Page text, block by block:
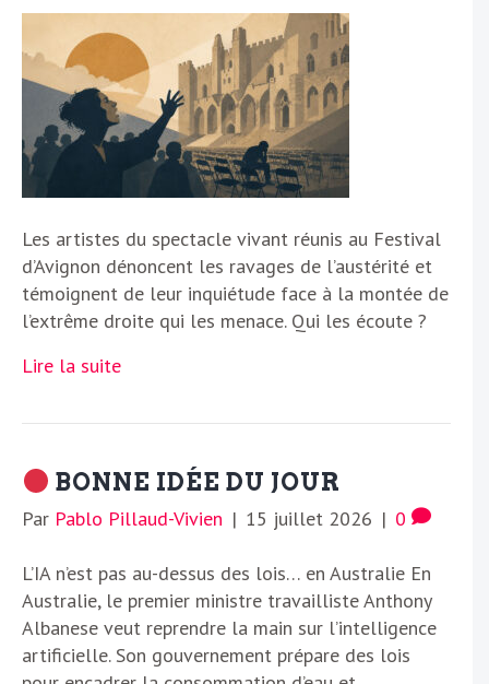
Les artistes du spectacle vivant réunis au Festival
d’Avignon dénoncent les ravages de l’austérité et
témoignent de leur inquiétude face à la montée de
l’extrême droite qui les menace. Qui les écoute ?
Lire la suite
BONNE IDÉE DU JOUR
Par Pablo Pillaud-Vivien | 15 juillet 2026 | 0
L’IA n’est pas au-dessus des lois… en Australie En
Australie, le premier ministre travailliste Anthony
Albanese veut reprendre la main sur l’intelligence
artificielle. Son gouvernement prépare des lois